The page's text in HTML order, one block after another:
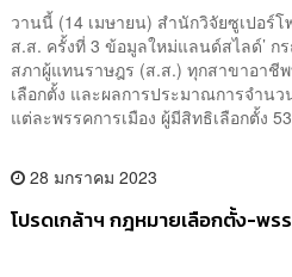
วานนี้ (14 เมษายน) สำนักวิจัยซูเปอร์โ
ส.ส. ครั้งที่ 3 ข้อมูลใหม่แลนด์สไลด์’
สภาผู้แทนราษฎร (ส.ส.) ทุกสาขาอาชี
เลือกตั้ง และผลการประมาณการจำน
แต่ละพรรคการเมือง ผู้มีสิทธิเลือกตั้ง
28 มกราคม 2023
โปรดเกล้าฯ กฎหมายเลือกตั้ง-พ